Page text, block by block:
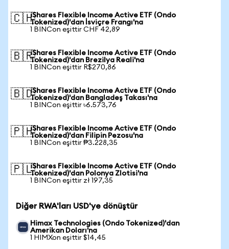
🇨🇭iShares Flexible Income Active ETF (Ondo
Tokenized)'dan İsviçre Frangı'na
1 BINCon eşittir CHF 42,89
🇧🇷iShares Flexible Income Active ETF (Ondo
Tokenized)'dan Brezilya Reali'na
1 BINCon eşittir R$270,86
🇧🇩iShares Flexible Income Active ETF (Ondo
Tokenized)'dan Bangladeş Takası'na
1 BINCon eşittir ৳6.573,76
🇵🇭iShares Flexible Income Active ETF (Ondo
Tokenized)'dan Filipin Pezosu'na
1 BINCon eşittir ₱3.228,35
🇵🇱iShares Flexible Income Active ETF (Ondo
Tokenized)'dan Polonya Zlotisi'na
1 BINCon eşittir zł 197,35
Diğer RWA'ları USD'ye dönüştür
Himax Technologies (Ondo Tokenized)'dan
Amerikan Doları'na
1 HIMXon eşittir $14,45